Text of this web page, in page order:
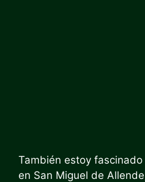
También estoy
en San Miguel de